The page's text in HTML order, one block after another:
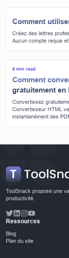
Comment
Créez des lettres
Aucun compte requis
4 min read
Comment
gratuitement en
Convertissez
Convertisseur HTML
instantanément des
ToolSnack propose une
productivité.
Ressources
Blog
Plan du site